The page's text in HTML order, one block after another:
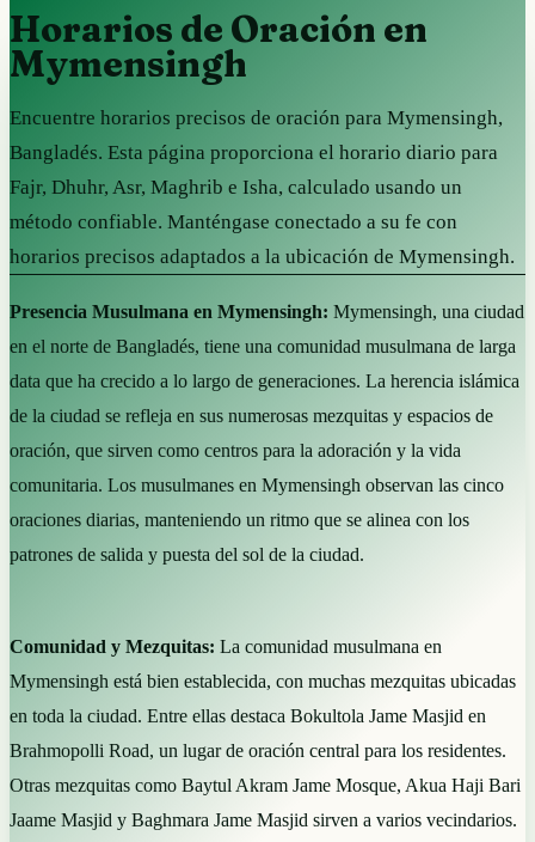
Horarios de Oración en
Mymensingh
Encuentre horarios precisos de oración para Mymensingh,
Bangladés. Esta página proporciona el horario diario para
Fajr, Dhuhr, Asr, Maghrib e Isha, calculado usando un
método confiable. Manténgase conectado a su fe con
horarios precisos adaptados a la ubicación de Mymensingh.
Presencia Musulmana en Mymensingh: Mymensingh, una ciudad
en el norte de Bangladés, tiene una comunidad musulmana de larga
data que ha crecido a lo largo de generaciones. La herencia islámica
de la ciudad se refleja en sus numerosas mezquitas y espacios de
oración, que sirven como centros para la adoración y la vida
comunitaria. Los musulmanes en Mymensingh observan las cinco
oraciones diarias, manteniendo un ritmo que se alinea con los
patrones de salida y puesta del sol de la ciudad.
Comunidad y Mezquitas: La comunidad musulmana en
Mymensingh está bien establecida, con muchas mezquitas ubicadas
en toda la ciudad. Entre ellas destaca Bokultola Jame Masjid en
Brahmopolli Road, un lugar de oración central para los residentes.
Otras mezquitas como Baytul Akram Jame Mosque, Akua Haji Bari
Jaame Masjid y Baghmara Jame Masjid sirven a varios vecindarios.